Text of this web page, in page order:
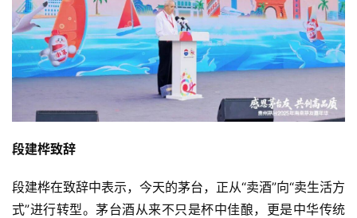
段建桦致辞
段建桦在致辞中表示，今天的茅台，正从“卖酒”向“卖生活方
式”进行转型。茅台酒从来不只是杯中佳酿，更是中华传统